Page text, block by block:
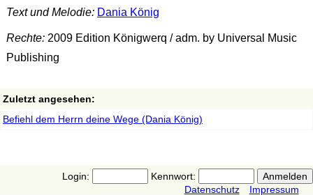
Text und Melodie: Dania König
Rechte:2009 Edition Königwerq / adm. by Universal Music
Publishing
Zuletzt angesehen:
Befiehl dem Herrn deine Wege (Dania König)
Login:
Kennwort:
Datenschutz
Impressum